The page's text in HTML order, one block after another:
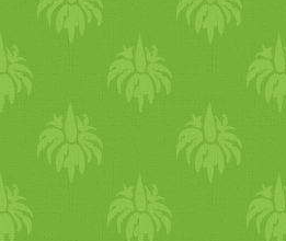
az általános
és a
hagyma
bor alk
felgyülemlett